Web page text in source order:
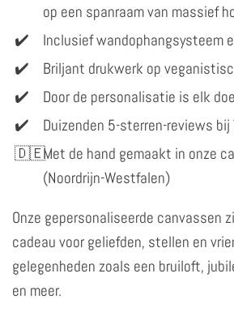
op een spanraam van massief
Inclusief wandophangsysteem
Briljant drukwerk op
Door de personalisatie is elk
Duizenden 5-sterren-reviews
Met de hand gemaakt in onze
(Noordrijn-Westfalen)
Onze gepersonaliseerde canvassen
cadeau voor geliefden, stellen en
gelegenheden zoals een bruiloft,
en meer.